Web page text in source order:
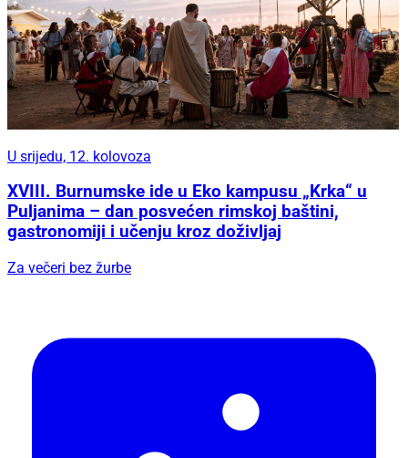
U srijedu, 12. kolovoza
XVIII. Burnumske ide u Eko kampusu „Krka“ u
Puljanima – dan posvećen rimskoj baštini,
gastronomiji i učenju kroz doživljaj
Za večeri bez žurbe